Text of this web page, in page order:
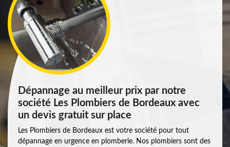
Dépannage au meilleur prix par notre
société Les Plombiers de Bordeaux avec
un devis gratuit sur place
Les Plombiers de Bordeaux est votre société pour tout
dépannage en urgence en plomberie. Nos plombiers sont des